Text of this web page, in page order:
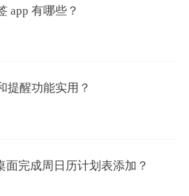
app 有哪些？
提醒功能实用？
面完成周日历计划表添加？